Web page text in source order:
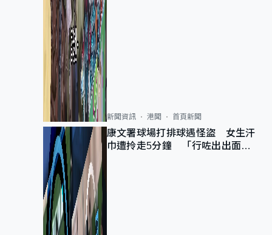
新聞資訊 港聞 首頁新聞
康文署球場打排球遇怪盜 女生汗
巾遭拎走5分鐘 「行咗出出面唔